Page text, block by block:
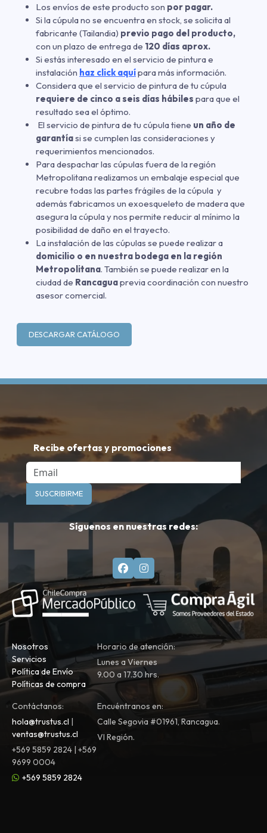
Los envíos de este producto son por pagar.
Si la cúpula no se encuentra en stock, se solicita al
fabricante (Tailandia) previo pago del producto,
con un plazo de entrega de 120 días aprox.
Si estás interesado en el servicio de pintura e
instalación haz click aquípara más información.
Considera que el servicio de pintura de tu cúpula
requiere de cinco a seis días hábiles para que el
resultado sea el óptimo.
El servicio de pintura de tu cúpula tiene un año de
garantíasi se cumplen las consideraciones y
requerimientos mencionados.
Para despachar las cúpulas fuera de la región
Metropolitana realizamos un embalaje especial que
recubre todas las partes frágiles de la cúpula y
además fabricamos un exoesqueleto de madera que
asegura la cúpula y nos permite reducir al mínimo la
posibilidad de daño en el trayecto.
La instalación de las cúpulas se puede realizar a
domicilio o en nuestra bodega en la región
Metropolitana. También se puede realizar en la
ciudad de Rancaguaprevia coordinación con nuestro
asesor comercial.
DESCARGAR CATÁLOGO
Recibe ofertas y promociones
Email
SUSCRIBIRME
Síguenos en nuestras redes:
Nosotros
Servicios
Política de Envío
Políticas de compra
Horario de atención:
Lunes a Viernes
9.00 a 17.30 hrs.
Contáctanos:
hola@trustus.cl |
ventas@trustus.cl
+569 5859 2824 | +569
9699 0004
+569 5859 2824
Encuéntranos en:
Calle Segovia #01961, Rancagua.
VI Región.